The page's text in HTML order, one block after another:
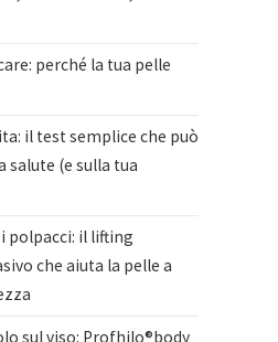
perché la tua pelle
il test semplice che può
(e sulla tua
polpacci: il lifting
che aiuta la pelle a
sul viso: Profhilo®body